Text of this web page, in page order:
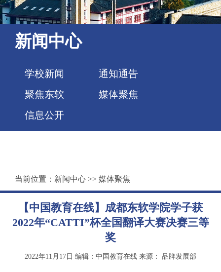
新闻中心
学校新闻
通知通告
聚焦东软
媒体聚焦
信息公开
当前位置： 新闻中心 >> 媒体聚焦
【中国教育在线】成都东软学院学子获
2022年“CATTI”杯全国翻译大赛决赛三等
奖
2022年11月17日 编辑：中国教育在线 来源： 品牌发展部